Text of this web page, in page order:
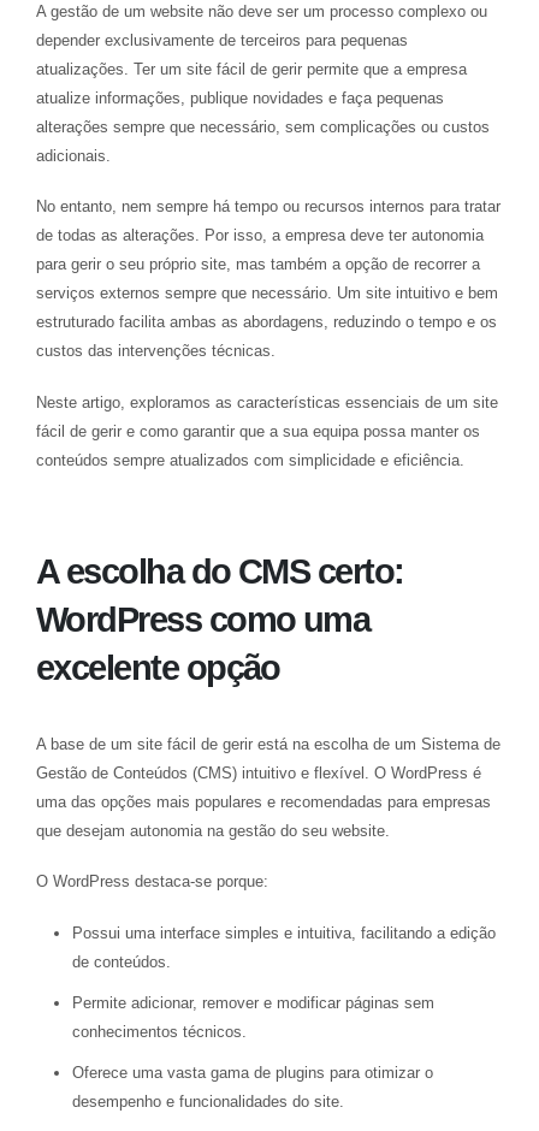
A gestão de um website não deve ser um processo complexo ou
depender exclusivamente de terceiros para pequenas
atualizações. Ter um site fácil de gerir permite que a empresa
atualize informações, publique novidades e faça pequenas
alterações sempre que necessário, sem complicações ou custos
adicionais.
No entanto, nem sempre há tempo ou recursos internos para tratar
de todas as alterações. Por isso, a empresa deve ter autonomia
para gerir o seu próprio site, mas também a opção de recorrer a
serviços externos sempre que necessário. Um site intuitivo e bem
estruturado facilita ambas as abordagens, reduzindo o tempo e os
custos das intervenções técnicas.
Neste artigo, exploramos as características essenciais de um site
fácil de gerir e como garantir que a sua equipa possa manter os
conteúdos sempre atualizados com simplicidade e eficiência.
A escolha do CMS certo:
WordPress como uma
excelente opção
A base de um site fácil de gerir está na escolha de um Sistema de
Gestão de Conteúdos (CMS) intuitivo e flexível. O WordPress é
uma das opções mais populares e recomendadas para empresas
que desejam autonomia na gestão do seu website.
O WordPress destaca-se porque:
Possui uma interface simples e intuitiva, facilitando a edição
de conteúdos.
Permite adicionar, remover e modificar páginas sem
conhecimentos técnicos.
Oferece uma vasta gama de plugins para otimizar o
desempenho e funcionalidades do site.